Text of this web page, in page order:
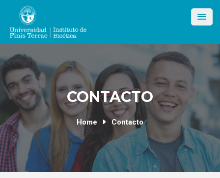
content
CONTACTO
Home Contacto